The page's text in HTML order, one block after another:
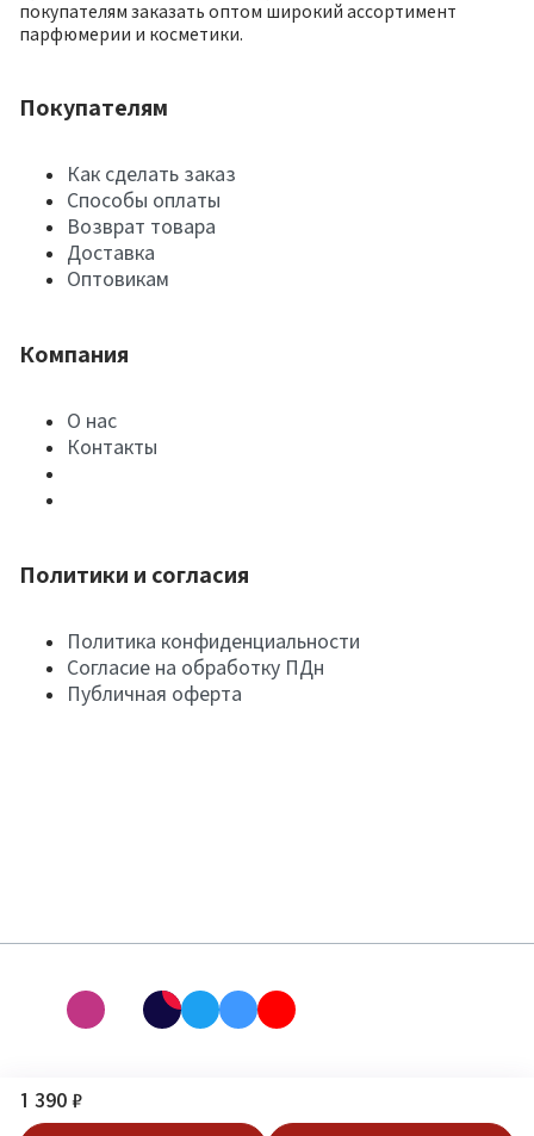
1 390 ₽
покупателям заказать оптом широкий ассортимент
парфюмерии и косметики.
Покупателям
Как сделать заказ
Способы оплаты
Возврат товара
Доставка
Оптовикам
Компания
О нас
Контакты
Политики и согласия
Политика конфиденциальности
Согласие на обработку ПДн
Публичная оферта